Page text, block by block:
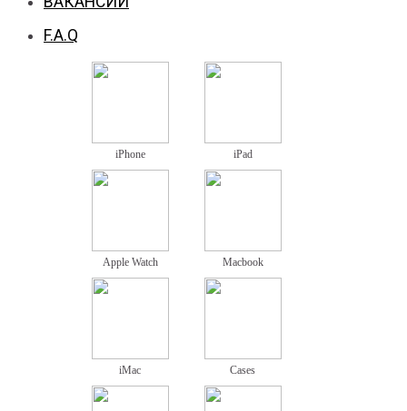
F.A.Q
iPhone iPad
Apple Watch Macbook
iMac Cases